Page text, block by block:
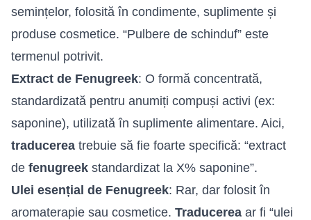
semințelor, folosită în condimente, suplimente și
produse cosmetice. “Pulbere de schinduf” este
termenul potrivit.
Extract de Fenugreek: O formă concentrată,
standardizată pentru anumiți compuși activi (ex:
saponine), utilizată în suplimente alimentare. Aici,
traducerea trebuie să fie foarte specifică: “extract
de fenugreek standardizat la X% saponine”.
Ulei esențial de Fenugreek: Rar, dar folosit în
aromaterapie sau cosmetice. Traducerea ar fi “ulei